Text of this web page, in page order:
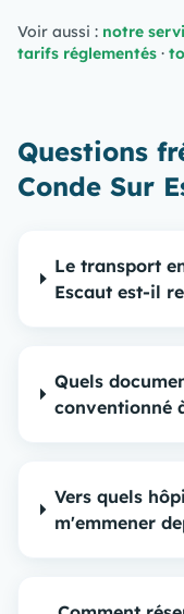
Voir aussi : notre
tarifs réglementés ·
Questions
Conde Sur
Le transport
Escaut est-il
Quels
conventionné
Vers quels
m'emmener